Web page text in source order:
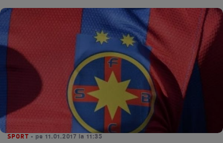
SPORT • pe 11.01.2017 la 11:35